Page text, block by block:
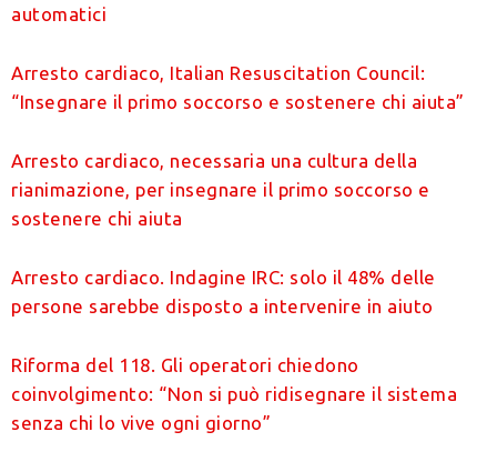
automatici
Arresto cardiaco, Italian Resuscitation Council:
“Insegnare il primo soccorso e sostenere chi aiuta”
Arresto cardiaco, necessaria una cultura della
rianimazione, per insegnare il primo soccorso e
sostenere chi aiuta
Arresto cardiaco. Indagine IRC: solo il 48% delle
persone sarebbe disposto a intervenire in aiuto
Riforma del 118. Gli operatori chiedono
coinvolgimento: “Non si può ridisegnare il sistema
senza chi lo vive ogni giorno”